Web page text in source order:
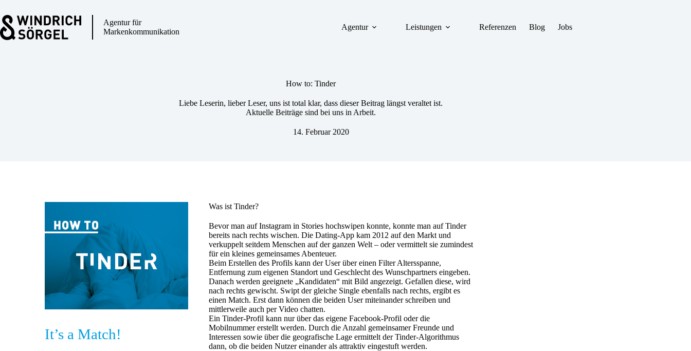
Inhalt
springen
Agentur für
Markenkommunikation
Agentur Leistungen Referenzen Blog Jobs
How to: Tinder
Liebe Leserin, lieber Leser, uns ist total klar, dass dieser Beitrag längst veraltet ist.
Aktuelle Beiträge sind bei uns in Arbeit.
14. Februar 2020
It’s a Match!
Was ist Tinder?
Bevor man auf Instagram in Stories hochswipen konnte, konnte man auf Tinder
bereits nach rechts wischen. Die Dating-App kam 2012 auf den Markt und
verkuppelt seitdem Menschen auf der ganzen Welt – oder vermittelt sie zumindest
für ein kleines gemeinsames Abenteuer.
Beim Erstellen des Profils kann der User über einen Filter Altersspanne,
Entfernung zum eigenen Standort und Geschlecht des Wunschpartners eingeben.
Danach werden geeignete „Kandidaten“ mit Bild angezeigt. Gefallen diese, wird
nach rechts gewischt. Swipt der gleiche Single ebenfalls nach rechts, ergibt es
einen Match. Erst dann können die beiden User miteinander schreiben und
mittlerweile auch per Video chatten.
Ein Tinder-Profil kann nur über das eigene Facebook-Profil oder die
Mobilnummer erstellt werden. Durch die Anzahl gemeinsamer Freunde und
Interessen sowie über die geografische Lage ermittelt der Tinder-Algorithmus
dann, ob die beiden Nutzer einander als attraktiv eingestuft werden.